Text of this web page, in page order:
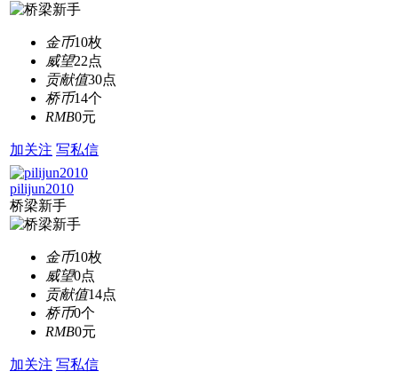
金币10枚
威望22点
贡献值30点
桥币14个
RMB0元
加关注 写私信
pilijun2010
桥梁新手
金币10枚
威望0点
贡献值14点
桥币0个
RMB0元
加关注 写私信